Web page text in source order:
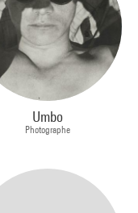
Umbo
Photographe